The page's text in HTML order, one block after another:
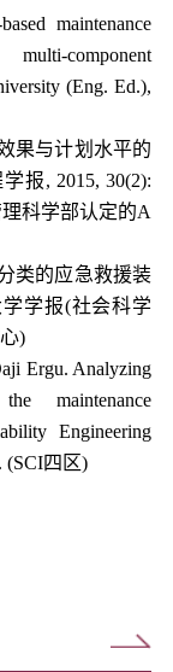
maintenance
component
(Eng. Ed.),
果与计划水平的
报, 2015, 30(2):
科学部认定的A
类的应急救援装
学报(社会科学
)
Ergu. Analyzing
maintenance
Engineering
(SCI四区)